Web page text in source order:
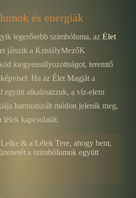
és energiák
legerősebb szimbóluma, az Élet
játszik a KristályMezőK
kiegyensúlyozottságot, teremtő
Ha az Élet Magját a
együtt alkalmazzuk, a víz-elem
harmonizált módon jelenik meg,
lélek kapcsolatát.
& a Lélek Tere, ahogy bent,
a szimbólumok együtt